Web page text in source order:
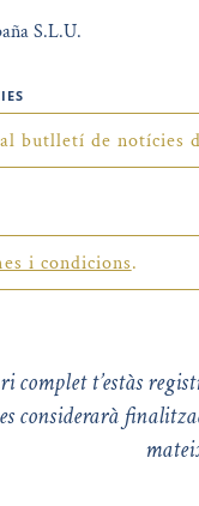
S.L.U.
butlletí de notícies
i condicions.
t’estàs
considerarà